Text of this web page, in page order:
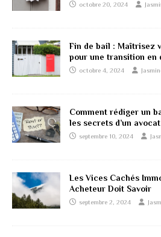
octobre 20, 2024
Fin de bail : Maîtrisez
pour une transition en
octobre 4, 2024
Comment rédiger un
les secrets d’un avocat
septembre 10, 2024
Les Vices Cachés
Acheteur Doit Savoir
septembre 2, 2024